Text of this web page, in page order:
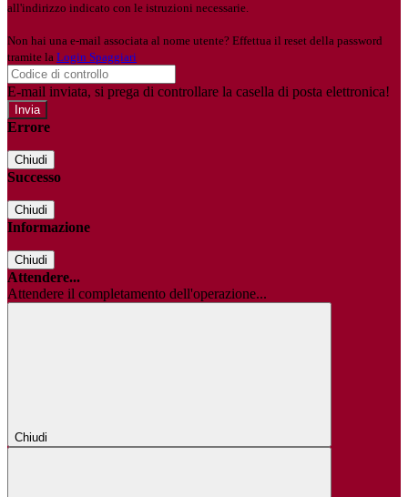
all'indirizzo indicato con le istruzioni necessarie.
Non hai una e-mail associata al nome utente? Effettua il reset della password
tramite la Login Spaggiari
E-mail inviata, si prega di controllare la casella di posta elettronica!
Errore
Chiudi
Successo
Chiudi
Informazione
Chiudi
Attendere...
Attendere il completamento dell'operazione...
Chiudi